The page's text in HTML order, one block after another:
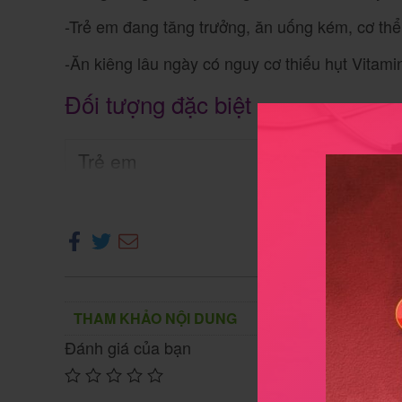
-Trẻ em đang tăng trưởng, ăn uống kém, cơ
-Ăn kiêng lâu ngày có nguy cơ thiếu hụt
Đối tượng đặc biệt
Trẻ em
Phụ nữ cho con bú
Chống chỉ định và thận trọng
THAM KHẢO NỘI DUNG
Đánh giá của bạn